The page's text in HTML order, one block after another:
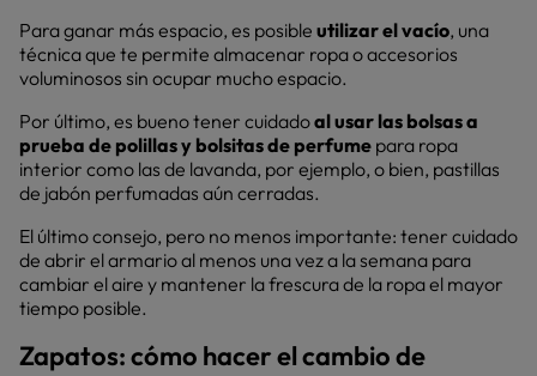
Para ganar más espacio, es posible utilizar elvacío, una
técnica que te permite almacenar ropa o accesorios
voluminosos sin ocupar mucho espacio.
Por último, es bueno tener cuidadoal usar las bolsas a
prueba de polillas y bolsitas de perfume para ropa
interior como las de lavanda, por ejemplo, o bien, pastillas
de jabón perfumadas aún cerradas.
El último consejo, pero no menos importante: tener cuidado
de abrir el armario al menos una vez a la semana para
cambiar el aire y mantener la frescura de la ropa el mayor
tiempo posible.
Zapatos: cómo hacer el cambio de